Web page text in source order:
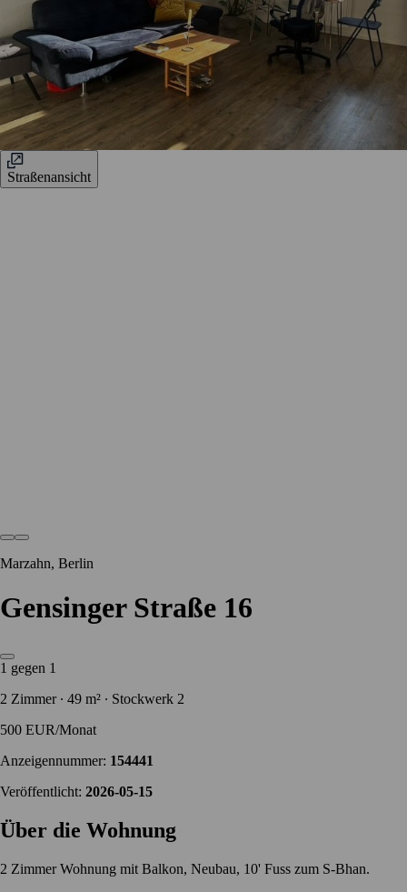
Straßenansicht
Marzahn, Berlin
Gensinger Straße 16
1 gegen 1
2 Zimmer ∙ 49 m² ∙ Stockwerk 2
500 EUR/Monat
Anzeigennummer: 154441
Veröffentlicht: 2026-05-15
Über die Wohnung
2 Zimmer Wohnung mit Balkon, Neubau, 10' Fuss zum S-Bhan.